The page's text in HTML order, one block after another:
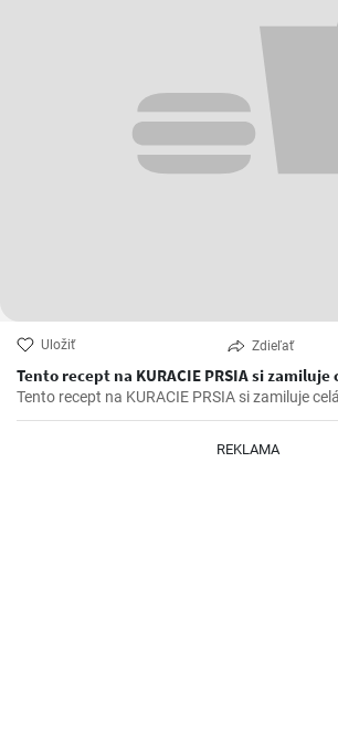
Uložiť Zdieľať
Tento recept na KURACIE PRSIA si
Tento recept na KURACIE PRSIA si zamiluje
REKLAMA